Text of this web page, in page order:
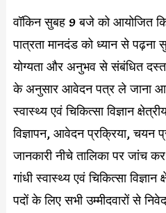
वॉकिन सुबह 9 बजे को आयोजित
पात्रता मानदंड को ध्यान से पढ़ना
योग्यता और अनुभव से संबंधित
के अनुसार आवेदन पत्र ले जाना
स्वास्थ्य एवं चिकित्सा विज्ञान
विज्ञापन, आवेदन प्रक्रिया, चयन
जानकारी नीचे तालिका पर जांच
गांधी स्वास्थ्य एवं चिकित्सा
पदों के लिए सभी उम्मीदवारों से